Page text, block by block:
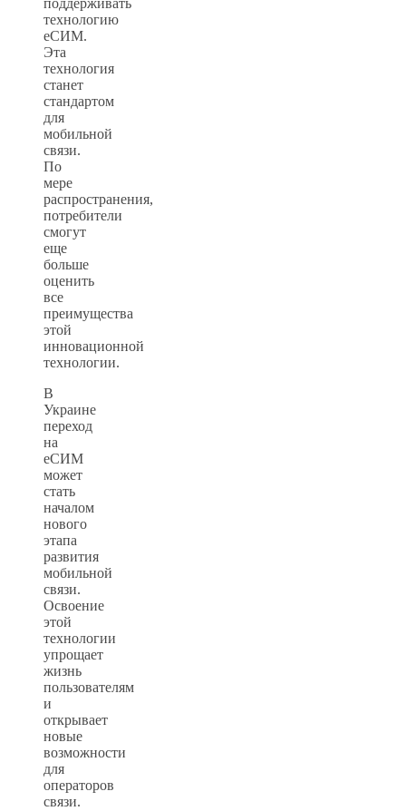
поддерживать
технологию
еСИМ.
Эта
технология
станет
стандартом
для
мобильной
связи.
По
мере
распространения,
потребители
смогут
еще
больше
оценить
все
преимущества
этой
инновационной
технологии.
В
Украине
переход
на
еСИМ
может
стать
началом
нового
этапа
развития
мобильной
связи.
Освоение
этой
технологии
упрощает
жизнь
пользователям
и
открывает
новые
возможности
для
операторов
связи.